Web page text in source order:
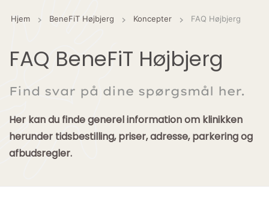
Hjem BeneFiT Højbjerg Koncepter FAQ Højbjerg
FAQ BeneFiT Højbjerg
Find svar på dine spørgsmål her.
Her kan du finde generel information om klinikken
herunder tidsbestilling, priser, adresse, parkering og
afbudsregler.